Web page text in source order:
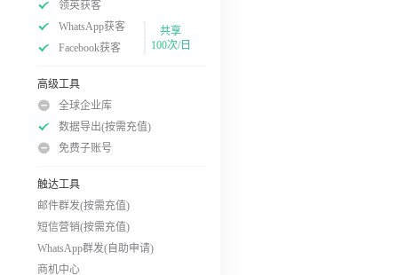
领英获客
WhatsApp获客
Facebook获客
共享
100次/日
高级工具
全球企业库
数据导出(按需充值)
免费子账号
触达工具
邮件群发(按需充值)
短信营销(按需充值)
WhatsApp群发(自助申请)
商机中心